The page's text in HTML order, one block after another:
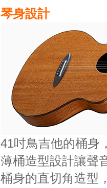
琴身設計
41吋鳥吉他的桶身
薄桶造型設計讓聲
桶身的直切角造型